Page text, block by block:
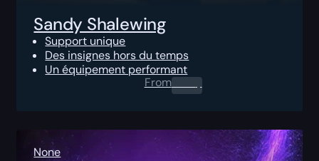
Sandy Shalewing
Support unique
Des insignes hors du temps
Un équipement performant
From0.00 $
None